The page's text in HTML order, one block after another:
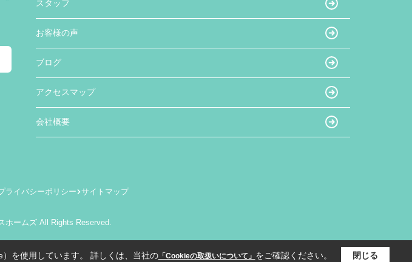
スタッフ
お客様の声
ブログ
アクセスマップ
会社概要
ライバシーポリシー サイトマップ
ホームズ All Rights Reserved.
を使用しています。 詳しくは、当社の「Cookieの取扱いについて」 をご確認ください。 閉じる